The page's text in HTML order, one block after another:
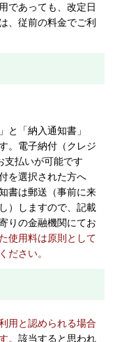
であっても、改定日
、従前の料金でご利
と「納入通知書」
。電子納付（クレジ
支払いが可能です
を選択された方へ
書は郵送（事前に来
）しますので、記載
りの金融機関にてお
使用料は原則として
ださい。
用と認められる場合
。 該当すると思われ